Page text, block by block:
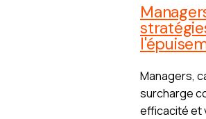
Managers,
surcharge
efficacité et